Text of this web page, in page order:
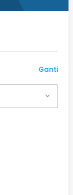
Ganti